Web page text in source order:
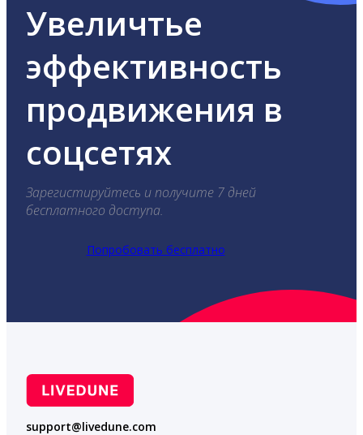
Увеличтье
эффективность
продвижения в
соцсетях
Зарегистируйтесь и получите 7 дней
бесплатного доступа.
Попробовать бесплатно
support@livedune.com